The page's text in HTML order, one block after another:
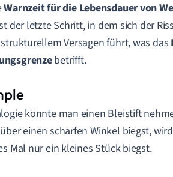
Warnzeit für die Lebensdauer von
der letzte Schritt, in dem sich der
Versagen führt, was das
betrifft.
könnte man einen Bleistift
einen scharfen Winkel biegst,
Mal nur ein kleines Stück biegst.